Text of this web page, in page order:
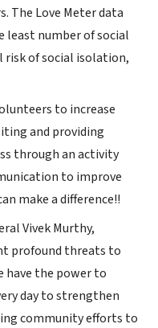
The Love Meter data
least number of social
of social isolation,
to increase
and providing
through an activity
to improve
make a difference!!
Vivek Murthy,
profound threats to
have the power to
day to strengthen
community efforts to